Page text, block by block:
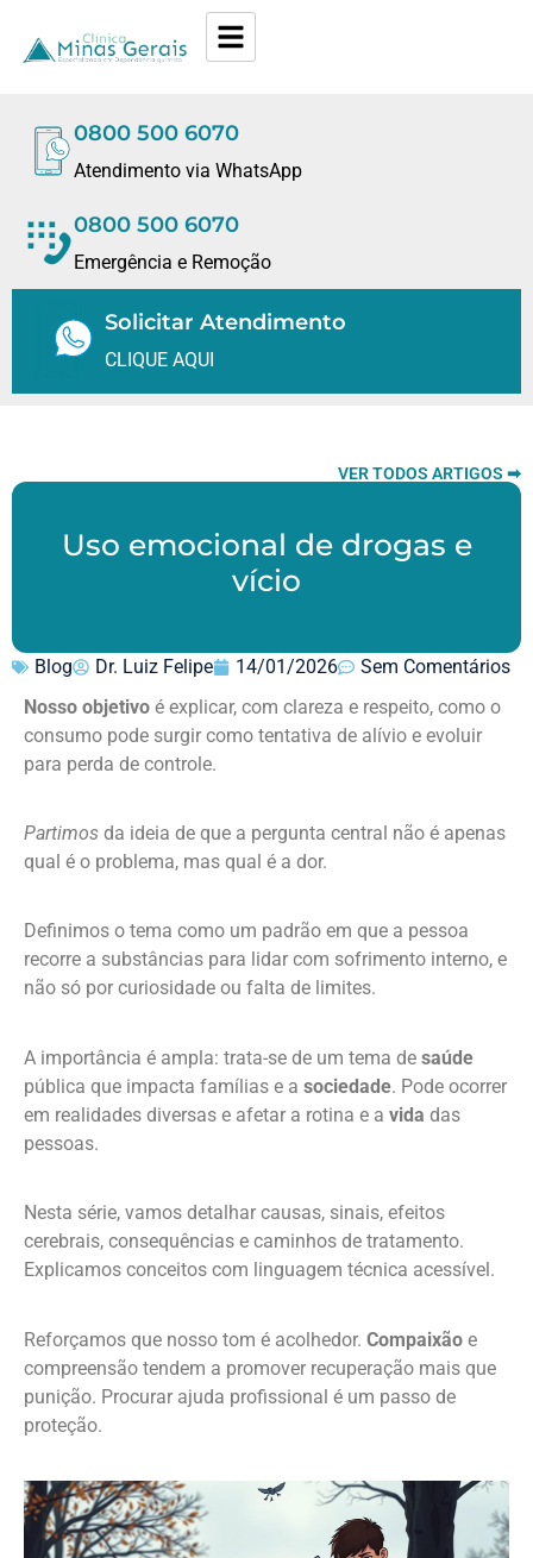
0800 500 6070
Atendimento via WhatsApp
0800 500 6070
Emergência e Remoção
Solicitar Atendimento
CLIQUE AQUI
VER TODOS ARTIGOS ➡
Uso emocional de drogas e
vício
Blog Dr. Luiz Felipe 14/01/2026
Sem Comentários
Nosso objetivo é explicar, com clareza e respeito, como o
consumo pode surgir como tentativa de alívio e evoluir
para perda de controle.
Partimos da ideia de que a pergunta central não é apenas
qual é o problema, mas qual é a dor.
Definimos o tema como um padrão em que a pessoa
recorre a substâncias para lidar com sofrimento interno, e
não só por curiosidade ou falta de limites.
A importância é ampla: trata-se de um tema de saúde
pública que impacta famílias e a sociedade. Pode ocorrer
em realidades diversas e afetar a rotina e a vida das
pessoas.
Nesta série, vamos detalhar causas, sinais, efeitos
cerebrais, consequências e caminhos de tratamento.
Explicamos conceitos com linguagem técnica acessível.
Reforçamos que nosso tom é acolhedor. Compaixão e
compreensão tendem a promover recuperação mais que
punição. Procurar ajuda profissional é um passo de
proteção.